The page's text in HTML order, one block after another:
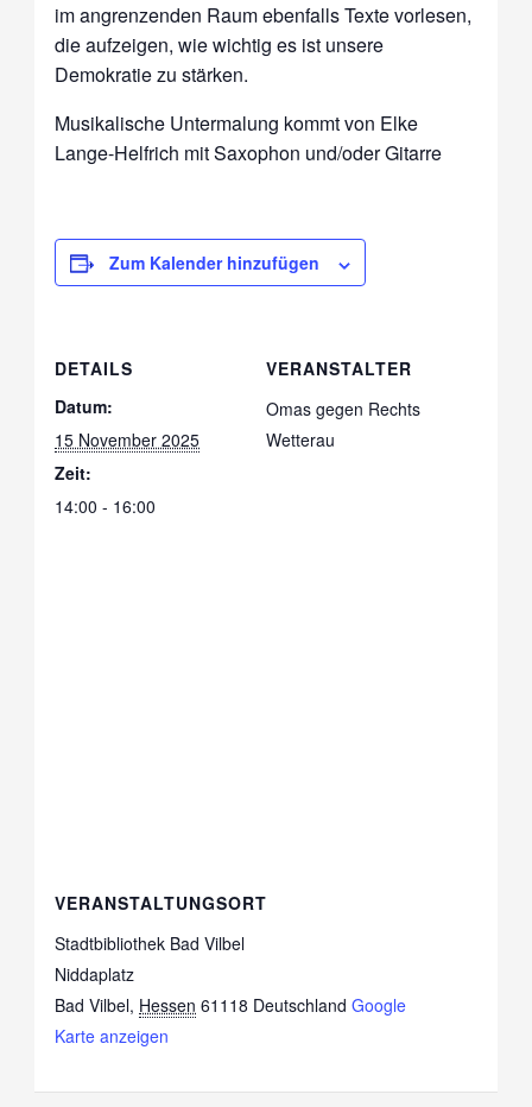
im angrenzenden Raum ebenfalls Texte vorlesen,
die aufzeigen, wie wichtig es ist unsere
Demokratie zu stärken.
Musikalische Untermalung kommt von Elke
Lange-Helfrich mit Saxophon und/oder Gitarre
Zum Kalender hinzufügen
DETAILS
Datum:
15 November 2025
Zeit:
14:00 - 16:00
VERANSTALTER
Omas gegen Rechts
Wetterau
VERANSTALTUNGSORT
Stadtbibliothek Bad Vilbel
Niddaplatz
Bad Vilbel, Hessen 61118 Deutschland Google
Karte anzeigen